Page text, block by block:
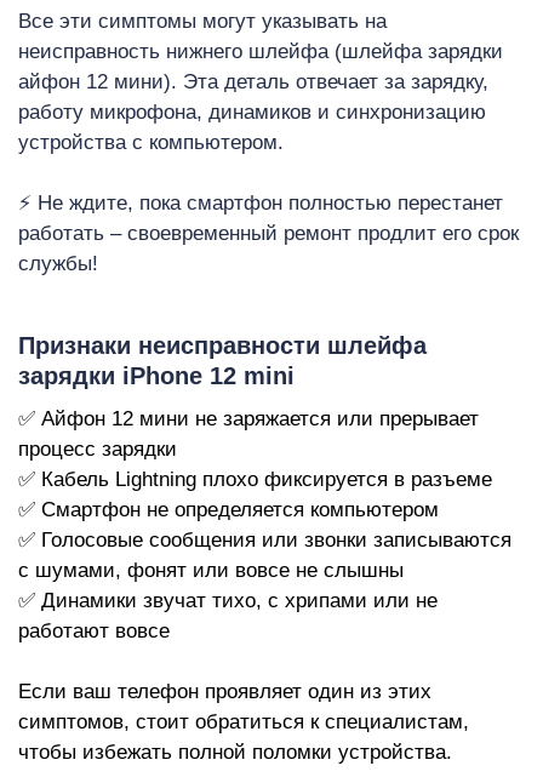
Все эти симптомы могут указывать на
неисправность нижнего шлейфа (шлейфа зарядки
айфон 12 мини). Эта деталь отвечает за зарядку,
работу микрофона, динамиков и синхронизацию
устройства с компьютером.
⚡ Не ждите, пока смартфон полностью перестанет
работать – своевременный ремонт продлит его срок
службы!
Признаки неисправности шлейфа
зарядки iPhone 12 mini
✅ Айфон 12 мини не заряжается или прерывает
процесс зарядки
✅ Кабель Lightning плохо фиксируется в разъеме
✅ Смартфон не определяется компьютером
✅ Голосовые сообщения или звонки записываются
с шумами, фонят или вовсе не слышны
✅ Динамики звучат тихо, с хрипами или не
работают вовсе
Если ваш телефон проявляет один из этих
симптомов, стоит обратиться к специалистам,
чтобы избежать полной поломки устройства.